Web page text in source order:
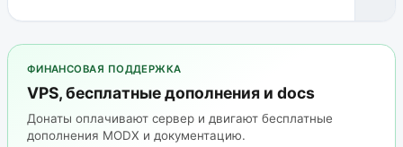
ФИНАНСОВАЯ ПОДДЕРЖКА
VPS, бесплатные дополнения и docs
Донаты оплачивают сервер и двигают бесплатные
дополнения MODX и документацию.